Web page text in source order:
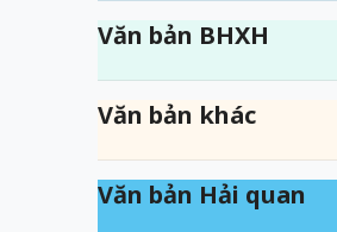
Văn bản BHXH
Văn bản khác
Văn bản Hải quan